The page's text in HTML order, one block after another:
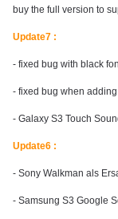
buy the full version to
Update7 :
- fixed bug with black
- fixed bug when
- Galaxy S3 Touch
Update6 :
- Sony Walkman als
- Samsung S3 Google